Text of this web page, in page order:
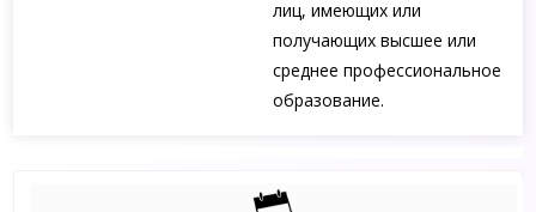
лиц, имеющих или
получающих высшее или
среднее профессиональное
образование.